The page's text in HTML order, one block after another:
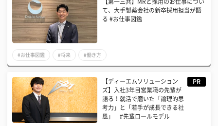
【第一三共】MRと採用のお仕事につい
て、大手製薬会社の新卒採用担当が語
る #お仕事図鑑
#お仕事図鑑 #将来 #働き方
【ディーエムソリューション
ズ】入社3年目営業職の先輩が
語る！就活で磨いた「論理的思
考力」と「若手が成長できる社
風」 #先輩ロールモデル
PR